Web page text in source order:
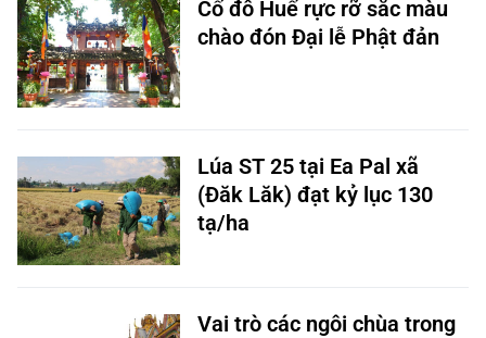
Cố đô Huế rực rỡ sắc màu
chào đón Đại lễ Phật đản
Lúa ST 25 tại Ea Pal xã
(Đăk Lăk) đạt kỷ lục 130
tạ/ha
Vai trò các ngôi chùa trong